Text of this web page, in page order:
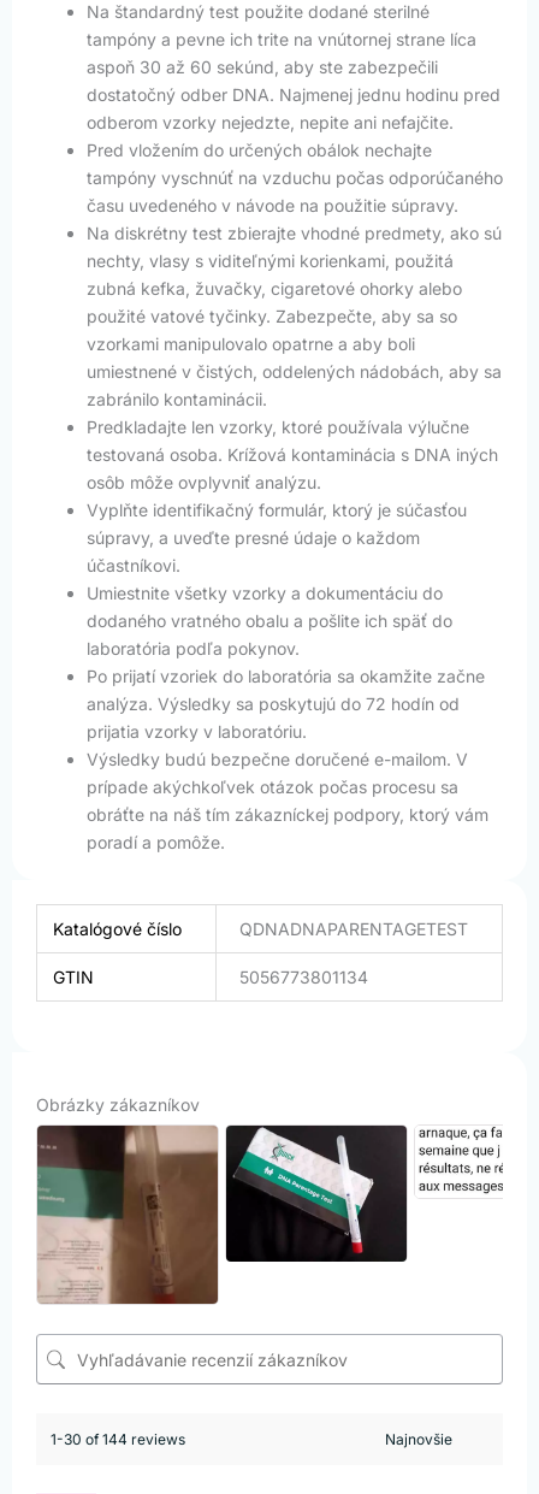
Na štandardný test použite dodané sterilné
tampóny a pevne ich trite na vnútornej strane líca
aspoň 30 až 60 sekúnd, aby ste zabezpečili
dostatočný odber DNA. Najmenej jednu hodinu pred
odberom vzorky nejedzte, nepite ani nefajčite.
Pred vložením do určených obálok nechajte
tampóny vyschnúť na vzduchu počas odporúčaného
času uvedeného v návode na použitie súpravy.
Na diskrétny test zbierajte vhodné predmety, ako sú
nechty, vlasy s viditeľnými korienkami, použitá
zubná kefka, žuvačky, cigaretové ohorky alebo
použité vatové tyčinky. Zabezpečte, aby sa so
vzorkami manipulovalo opatrne a aby boli
umiestnené v čistých, oddelených nádobách, aby sa
zabránilo kontaminácii.
Predkladajte len vzorky, ktoré používala výlučne
testovaná osoba. Krížová kontaminácia s DNA iných
osôb môže ovplyvniť analýzu.
Vyplňte identifikačný formulár, ktorý je súčasťou
súpravy, a uveďte presné údaje o každom
účastníkovi.
Umiestnite všetky vzorky a dokumentáciu do
dodaného vratného obalu a pošlite ich späť do
laboratória podľa pokynov.
Po prijatí vzoriek do laboratória sa okamžite začne
analýza. Výsledky sa poskytujú do 72 hodín od
prijatia vzorky v laboratóriu.
Výsledky budú bezpečne doručené e-mailom. V
prípade akýchkoľvek otázok počas procesu sa
obráťte na náš tím zákazníckej podpory, ktorý vám
poradí a pomôže.
Katalógové číslo QDNADNAPARENTAGETEST
GTIN 5056773801134
Obrázky zákazníkov
1-30 of 144 reviews